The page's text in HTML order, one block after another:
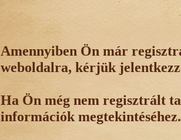
Amennyiben Ön már
weboldalra, kérjük
Ha Ön még nem regisztrált
információk megtekintéséhez.